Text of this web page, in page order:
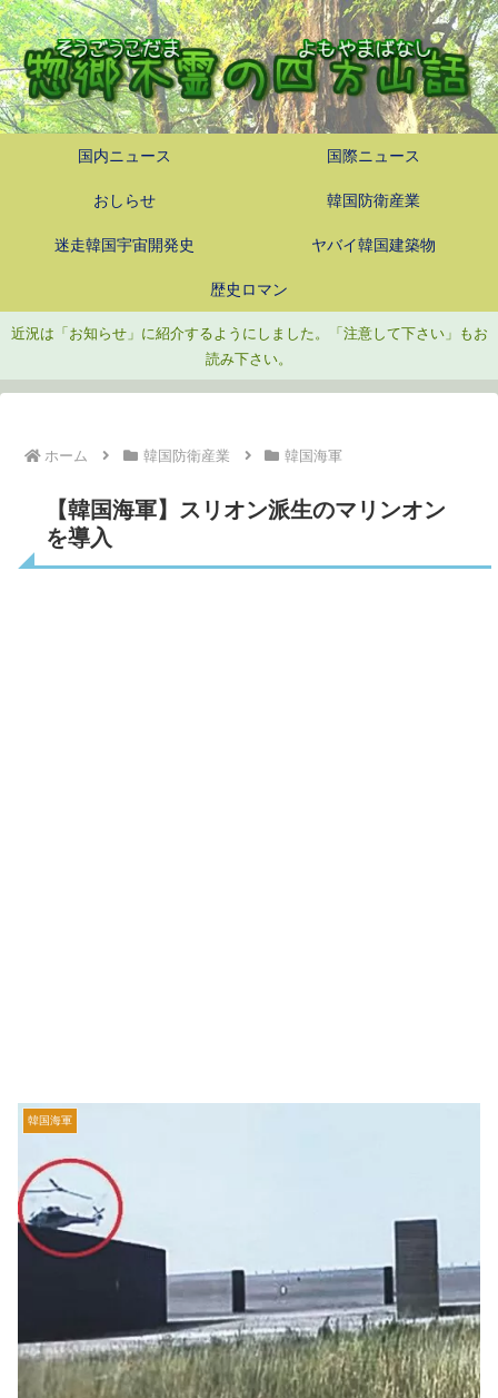
国内ニュース 国際ニュース
おしらせ 韓国防衛産業
迷走韓国宇宙開発史 ヤバイ韓国建築物
歴史ロマン
近況は「お知らせ」に紹介するようにしました。「注意して下さい」もお
読み下さい。
ホーム 韓国防衛産業 韓国海軍
【韓国海軍】スリオン派生のマリンオン
を導入
韓国海軍